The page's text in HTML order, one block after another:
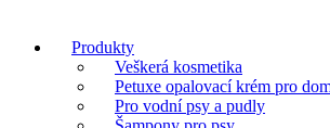
Produkty
Veškerá kosmetika
Petuxe opalovací krém pro
Pro vodní psy a pudly